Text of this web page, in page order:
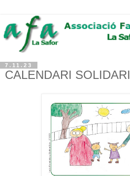
7.11.23
CALENDARI SOLIDARI